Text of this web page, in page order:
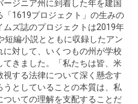
ジニア州に到着した年を建国
1619プロジェクト」の生みの
ズ誌のプロジェクトは2019年
短編小説とともに収録したアン
対して、いくつもの州が学校
きました。「私たちは皆、米
する法律について深く懸念す
としていることの本質は、私
いての理解を支配することだ